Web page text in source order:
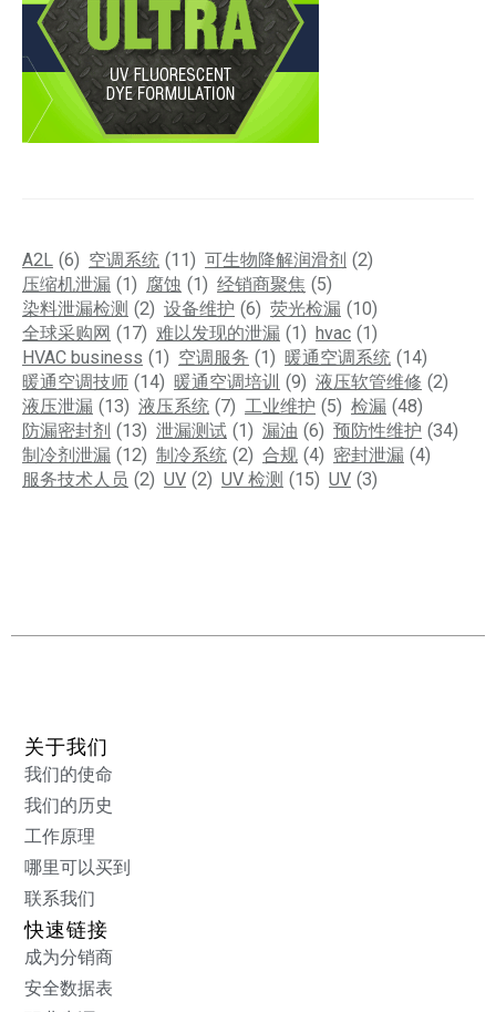
A2L (6) 空调系统 (11) 可生物降解润滑剂 (2)
压缩机泄漏 (1) 腐蚀 (1) 经销商聚焦 (5)
染料泄漏检测 (2) 设备维护 (6) 荧光检漏 (10)
全球采购网 (17) 难以发现的泄漏 (1) hvac (1)
HVAC business (1) 空调服务 (1) 暖通空调系统 (14)
暖通空调技师 (14) 暖通空调培训 (9) 液压软管维修 (2)
液压泄漏 (13) 液压系统 (7) 工业维护 (5) 检漏 (48)
防漏密封剂 (13) 泄漏测试 (1) 漏油 (6) 预防性维护 (34)
制冷剂泄漏 (12) 制冷系统 (2) 合规 (4) 密封泄漏 (4)
服务技术人员 (2) UV (2) UV 检测 (15) UV (3)
关于我们
我们的使命
我们的历史
工作原理
哪里可以买到
联系我们
快速链接
成为分销商
安全数据表